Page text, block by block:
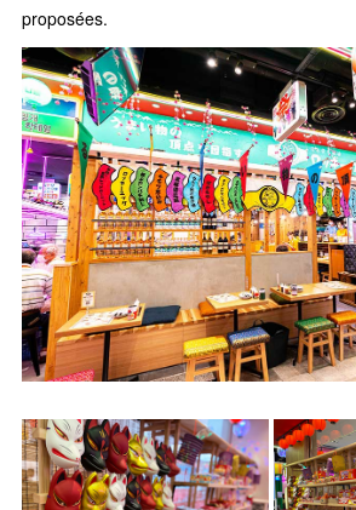
proposées.